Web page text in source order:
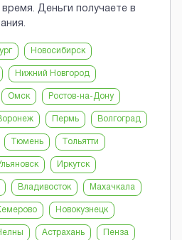
Деньги получаете в
Новосибирск
Нижний Новгород
Омск Ростов-на-Дону
Пермь Волгоград
Тюмень Тольятти
Иркутск
Владивосток Махачкала
Новокузнецк
Астрахань Пенза